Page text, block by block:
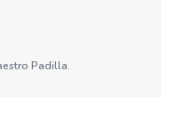
Padilla.